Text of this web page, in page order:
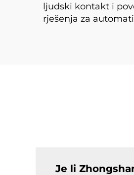
ljudski kontakt i
rješenja za
Je li